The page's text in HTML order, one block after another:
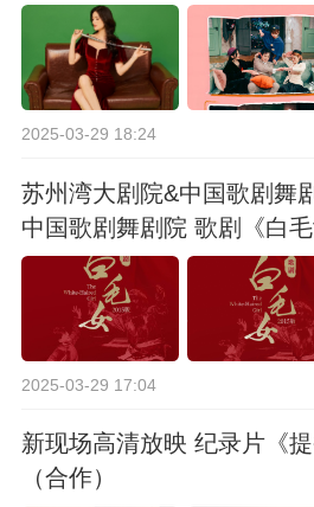
2025-03-29 18:24
苏州湾大剧院&中国歌剧舞
中国歌剧舞剧院 歌剧《白毛
2025-03-29 17:04
新现场高清放映 纪录片《提
（合作）